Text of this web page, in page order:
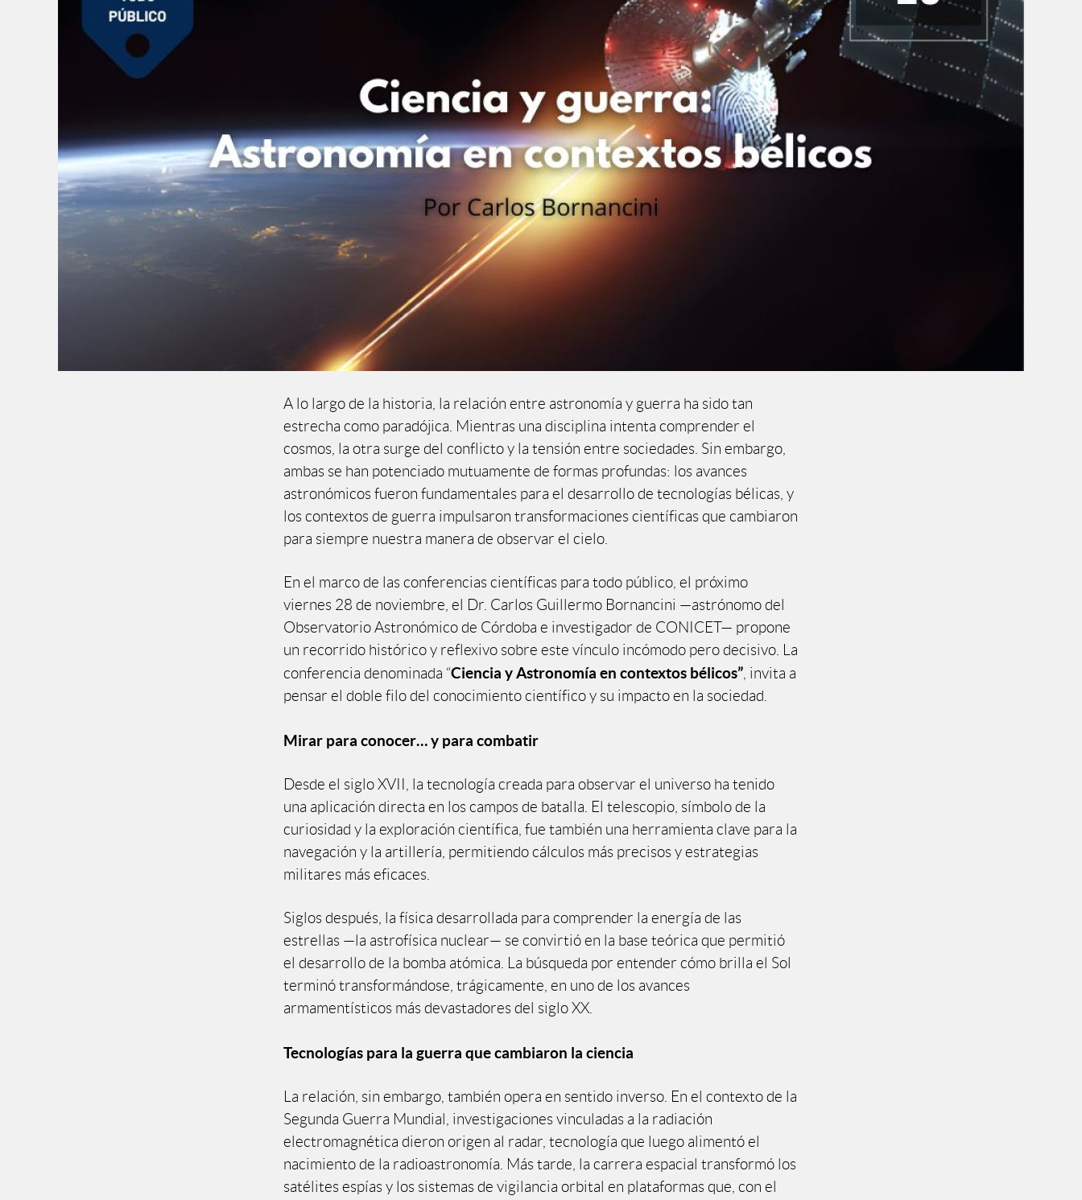
A lo largo de la historia, la relación entre astronomía y guerra ha sido tan
estrecha como paradójica. Mientras una disciplina intenta comprender el
cosmos, la otra surge del conflicto y la tensión entre sociedades. Sin embargo,
ambas se han potenciado mutuamente de formas profundas: los avances
astronómicos fueron fundamentales para el desarrollo de tecnologías bélicas, y
los contextos de guerra impulsaron transformaciones científicas que cambiaron
para siempre nuestra manera de observar el cielo.
En el marco de las conferencias científicas para todo público, el próximo
viernes 28 de noviembre, el Dr. Carlos Guillermo Bornancini —astrónomo del
Observatorio Astronómico de Córdoba e investigador de CONICET— propone
un recorrido histórico y reflexivo sobre este vínculo incómodo pero decisivo. La
conferencia denominada “Ciencia y Astronomía en contextos bélicos”, invita a
pensar el doble filo del conocimiento científico y su impacto en la sociedad.
Mirar para conocer… y para combatir
Desde el siglo XVII, la tecnología creada para observar el universo ha tenido
una aplicación directa en los campos de batalla. El telescopio, símbolo de la
curiosidad y la exploración científica, fue también una herramienta clave para la
navegación y la artillería, permitiendo cálculos más precisos y estrategias
militares más eficaces.
Siglos después, la física desarrollada para comprender la energía de las
estrellas —la astrofísica nuclear— se convirtió en la base teórica que permitió
el desarrollo de la bomba atómica. La búsqueda por entender cómo brilla el Sol
terminó transformándose, trágicamente, en uno de los avances
armamentísticos más devastadores del siglo XX.
Tecnologías para la guerra que cambiaron la ciencia
La relación, sin embargo, también opera en sentido inverso. En el contexto de la
Segunda Guerra Mundial, investigaciones vinculadas a la radiación
electromagnética dieron origen al radar, tecnología que luego alimentó el
nacimiento de la radioastronomía. Más tarde, la carrera espacial transformó los
satélites espías y los sistemas de vigilancia orbital en plataformas que, con el